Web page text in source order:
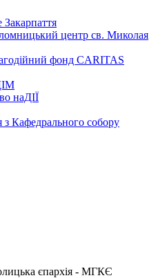
Закарпаття
центр св. Миколая
фонд CARITAS
наДІЇ
з Кафедрального собору
єпархія - МГКЄ